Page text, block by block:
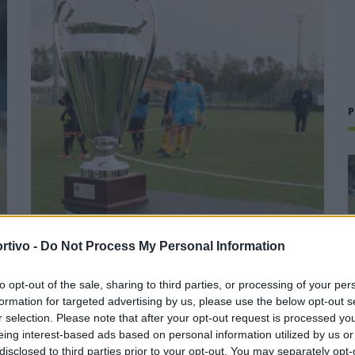
- Do Not Process My Personal Information
opt-out of the sale, sharing to third parties, or processing of your
for targeted advertising by us, please use the below opt-out
selection. Please note that after your opt-out request is processed
interest-based ads based on personal information utilized by us
to third parties prior to your opt-out. You may separately
Coppa Italia: gli accoppiamenti dei 16esimi di
finale con i derby a Cagliari, Sassari e
5 Ago 2026
Con il campionato di Promozione che avrà inizio domenica 13
settembre, il Comitato Regionale ufficializza anche le date